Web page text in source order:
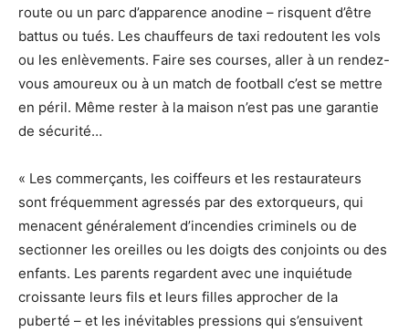
route ou un parc d’apparence anodine – risquent d’être
battus ou tués. Les chauffeurs de taxi redoutent les vols
ou les enlèvements. Faire ses courses, aller à un rendez-
vous amoureux ou à un match de football c’est se mettre
en péril. Même rester à la maison n’est pas une garantie
de sécurité…
« Les commerçants, les coiffeurs et les restaurateurs
sont fréquemment agressés par des extorqueurs, qui
menacent généralement d’incendies criminels ou de
sectionner les oreilles ou les doigts des conjoints ou des
enfants. Les parents regardent avec une inquiétude
croissante leurs fils et leurs filles approcher de la
puberté – et les inévitables pressions qui s’ensuivent